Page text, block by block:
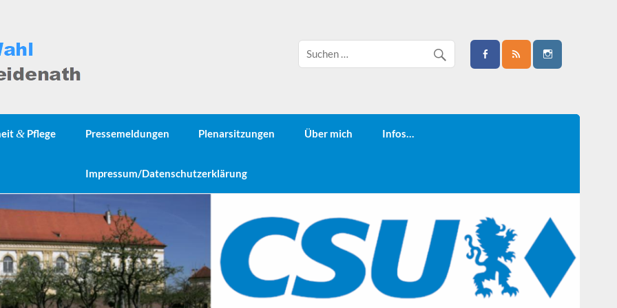
& Pflege Pressemeldungen Plenarsitzungen Über mich Infos…
Impressum/Datenschutzerklärung